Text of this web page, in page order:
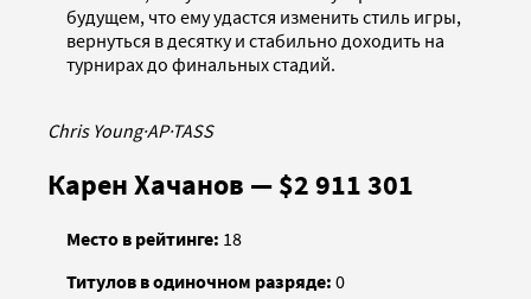
будущем, что ему удастся изменить стиль игры,
вернуться в десятку и стабильно доходить на
турнирах до финальных стадий.
Chris Young·AP·TASS
Карен Хачанов — $2 911 301
Место в рейтинге: 18
Титулов в одиночном разряде: 0